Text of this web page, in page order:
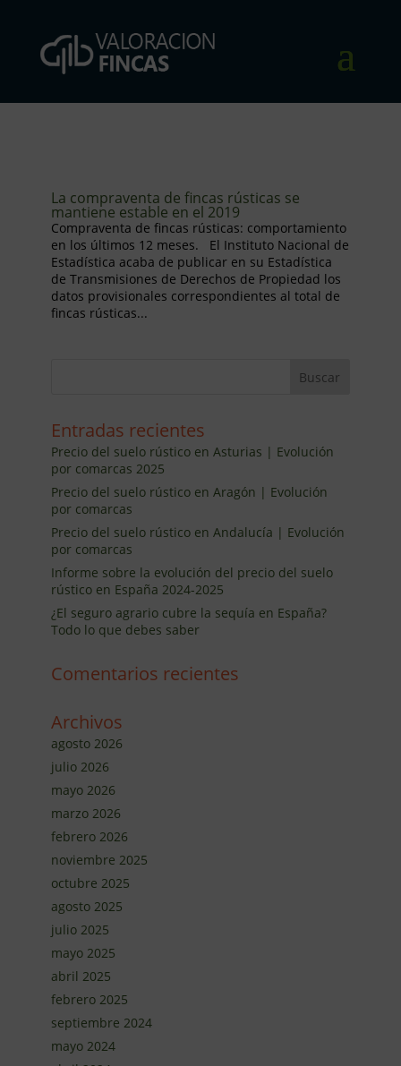
La compraventa de fincas rústicas se
mantiene estable en el 2019
Compraventa de fincas rústicas: comportamiento
en los últimos 12 meses. El Instituto Nacional de
Estadística acaba de publicar en su Estadística
de Transmisiones de Derechos de Propiedad los
datos provisionales correspondientes al total de
fincas rústicas...
Entradas recientes
Precio del suelo rústico en Asturias | Evolución
por comarcas 2025
Precio del suelo rústico en Aragón | Evolución
por comarcas
Precio del suelo rústico en Andalucía | Evolución
por comarcas
Informe sobre la evolución del precio del suelo
rústico en España 2024-2025
¿El seguro agrario cubre la sequía en España?
Todo lo que debes saber
Comentarios recientes
Archivos
agosto 2026
julio 2026
mayo 2026
marzo 2026
febrero 2026
noviembre 2025
octubre 2025
agosto 2025
julio 2025
mayo 2025
abril 2025
febrero 2025
septiembre 2024
mayo 2024